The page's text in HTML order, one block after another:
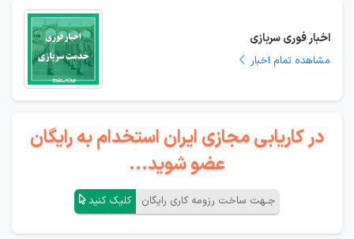
اخبار فوری سربازی
مشاهده تمام اخبار
در کاریابی مجازی ایران استخدام به رایگان
عضو شوید...
جـهت ساخت رزومه کاری رایگان کلیک کنید